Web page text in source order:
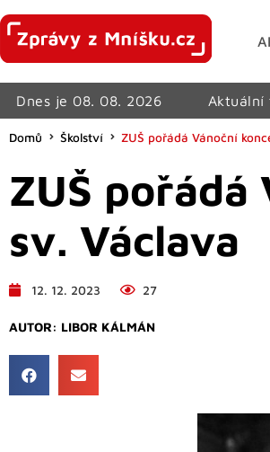
Dnes je 08. 08. 2026 Aktuální
Domů Školství ZUŠ pořádá Vánoční
ZUŠ
sv. Václava
12. 12. 2023 27
AUTOR: LIBOR KÁLMÁN